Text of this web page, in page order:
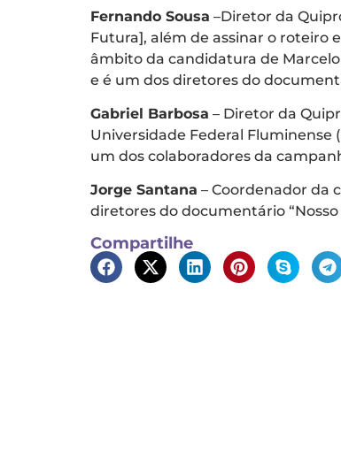
Fernando Sousa –Diretor da
Futura], além de assinar o roteiro
âmbito da candidatura de
e é um dos diretores do
Gabriel Barbosa – Diretor da
Universidade Federal Fluminense
um dos colaboradores da
Jorge Santana – Coordenador da
diretores do documentário “Nosso
Compartilhe